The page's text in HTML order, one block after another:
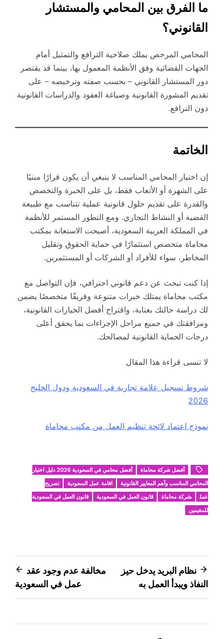
ما الفرق بين المحامي والمستشار
القانوني؟
المحامي المرخص يملك صلاحية الترافع والتمثيل أمام
الجهات القضائية وفق الأنظمة المعمول بها، بينما قد يقتصر
دور المستشار القانوني – بحسب صفته وترخيصه – على
تقديم المشورة القانونية وصياغة العقود والدراسات القانونية
دون الترافع.
الخاتمة
إن اختيار المحامي المناسب لا ينبغي أن يكون قرارًا مبنيًا
على الشهرة أو الأتعاب فقط، بل على الخبرة والتخصص
والقدرة على تقديم حلول قانونية عملية تتناسب مع طبيعة
القضية أو النشاط التجاري. ومع التطور المستمر للأنظمة
في المملكة العربية السعودية، أصبحت الاستعانة بمكتب
محاماة متخصص استثمارًا في حماية الحقوق وتقليل
المخاطر، سواء للأفراد أو الشركات أو المستثمرين.
إذا كنت تبحث عن دعم قانوني احترافي، فإن التواصل مع
مكتب محاماة يمتلك خبرات متنوعة وفريقًا متخصصًا يضمن
لك دراسة حالتك بعناية، واقتراح أفضل الخيارات القانونية،
ومرافقتك في جميع مراحل الإجراءات بما يحقق أعلى
درجات الحماية القانونية لمصالحك.
لا تنسى قراءة هذا المقال
شروط تسجيل علامة تجارية في السعودية ودول الخليج
2026
نموذج اعتماد لائحة تنظيم العمل من مكتب محاماة
أفضل شركة محاماة
أفضل محامي في السعودية 2026 دليل اختيار
المحامي المناسب وأهم المعايير القانونية
اقامة عمل السعودية
تصريح
عمل
شركة محاماة قانون العمل في السعودية
قانون العمل في السعودية
للمقيمين
تصفّح
المقالات
نظام البريد يدخل حيز
النفاذ ويبدأ العمل به
مخالفة عدم وجود عقد
عمل في السعودية